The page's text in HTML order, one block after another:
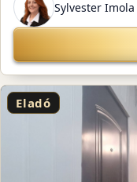
Sylvester Imola
Eladó